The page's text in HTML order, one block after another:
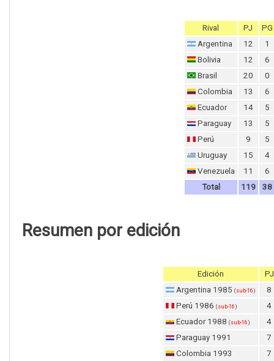
Rival PJ
PG
Argentina
12
1
Bolivia
12
6
Brasil
20
0
Colombia
13
6
Ecuador
14
5
Paraguay
13
5
Perú
9
5
Uruguay
15
4
Venezuela
11
6
Total
119 38
Resumen por edición
Edición
PJ
Argentina 1985 ( sub-16 )
8
Perú 1986 ( sub-16 )
4
Ecuador 1988 ( sub-16 )
4
Paraguay 1991
7
Colombia 1993
7